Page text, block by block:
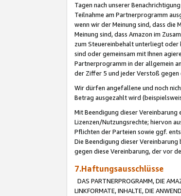
Tagen nach unserer
Teilnahme am Partnerprogramm
wenn wir der Meinung sind, dass die
Meinung sind, dass Amazon im
zum Steuereinbehalt unterliegt oder
sind oder gemeinsam mit Ihnen
Partnerprogramm in der allgemein
der Ziffer 5 und jeder Verstoß
Wir dürfen angefallene und noch
Betrag ausgezahlt wird
Mit Beendigung dieser
Lizenzen/Nutzungsrechte; hiervon
Pflichten der Parteien sowie ggf.
Die Beendigung dieser
gegen diese Vereinbarung, der vor
7.Haftungsausschlüsse
DAS PARTNERPROGRAMM, DIE
LINKFORMATE, INHALTE, DIE